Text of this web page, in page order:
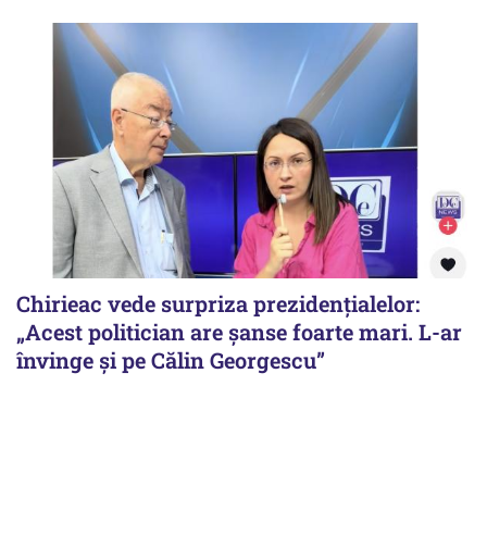
Chirieac vede surpriza prezidențialelor:
„Acest politician are șanse foarte mari. L-ar
învinge și pe Călin Georgescu”